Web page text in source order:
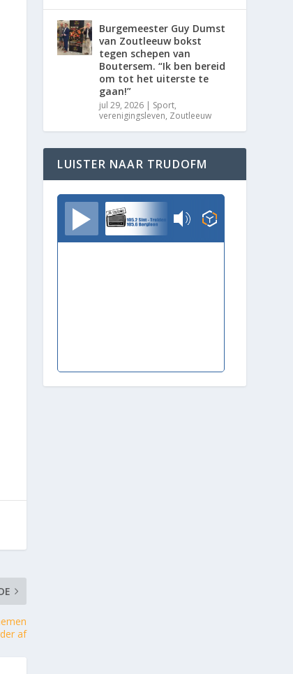
af
Burgemeester Guy Dumst
van Zoutleeuw bokst
tegen schepen van
Boutersem. “Ik ben bereid
om tot het uiterste te
gaan!”
jul 29, 2026 | Sport,
verenigingsleven, Zoutleeuw
LUISTER NAAR TRUDOFM
TrudoFM